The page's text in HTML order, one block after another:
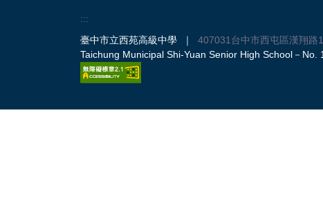
:::
臺中市立西苑高級中學 ｜ 407031台中市西屯區漢翔路
Taichung Municipal Shi-Yuan Senior High School－